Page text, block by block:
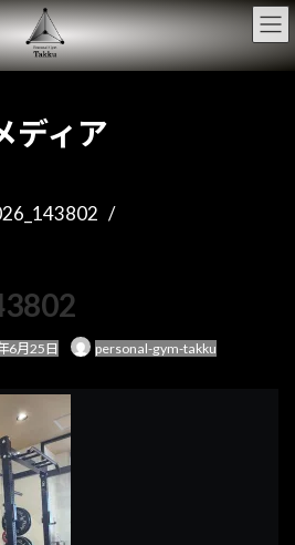
ディア
6月25日 personal-gym-takku